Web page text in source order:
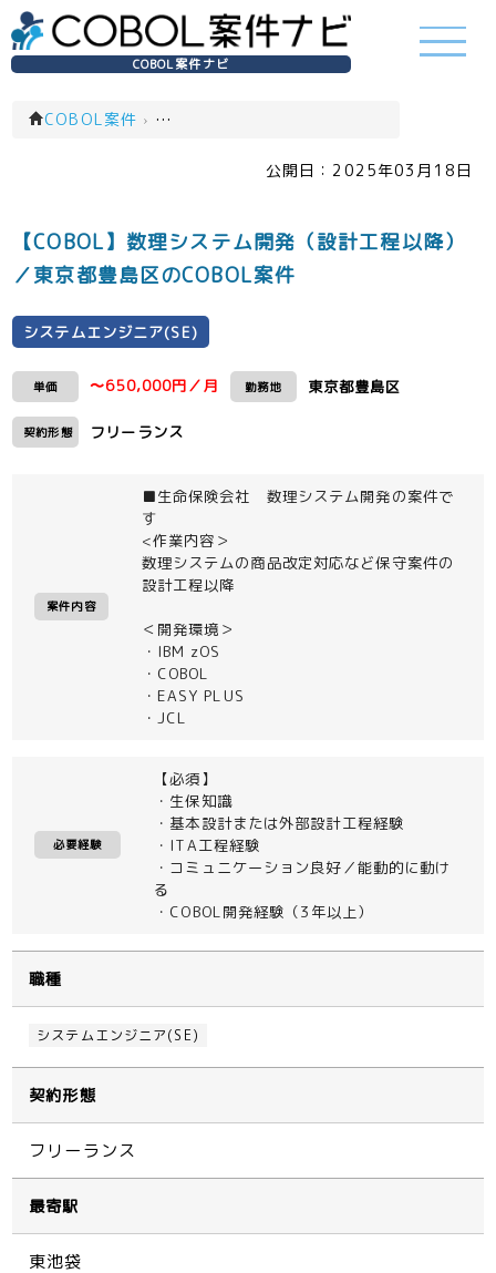
COBOL案件ナビ
COBOL案件 › システムエンジニア(SE)(一覧)
公開日： 2025年03月18日
【COBOL】数理システム開発（設計工程以降）
／東京都豊島区のCOBOL案件
システムエンジニア(SE)
単価 〜650,000円／月 勤務地 東京都豊島区
契約形態 フリーランス
案件内容
■生命保険会社 数理システム開発の案件で
す
<作業内容＞
数理システムの商品改定対応など保守案件の
設計工程以降
＜開発環境＞
・IBM zOS
・COBOL
・EASY PLUS
・JCL
必要経験
【必須】
・生保知識
・基本設計または外部設計工程経験
・ITA工程経験
・コミュニケーション良好／能動的に動け
る
・COBOL開発経験（3年以上）
職種
システムエンジニア(SE)
契約形態
フリーランス
最寄駅
東池袋